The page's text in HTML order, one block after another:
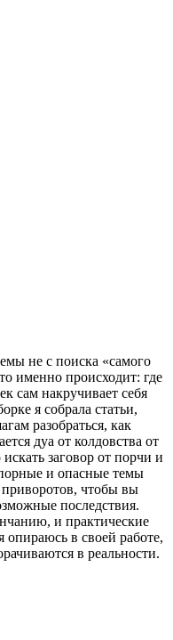
не с поиска «самого
именно происходит: где
сам накручивает себя
я собрала статьи,
разобраться, как
дуа от колдовства от
заговор от порчи и
и опасные темы
чтобы вы
последствия.
и практические
в своей работе,
в реальности.